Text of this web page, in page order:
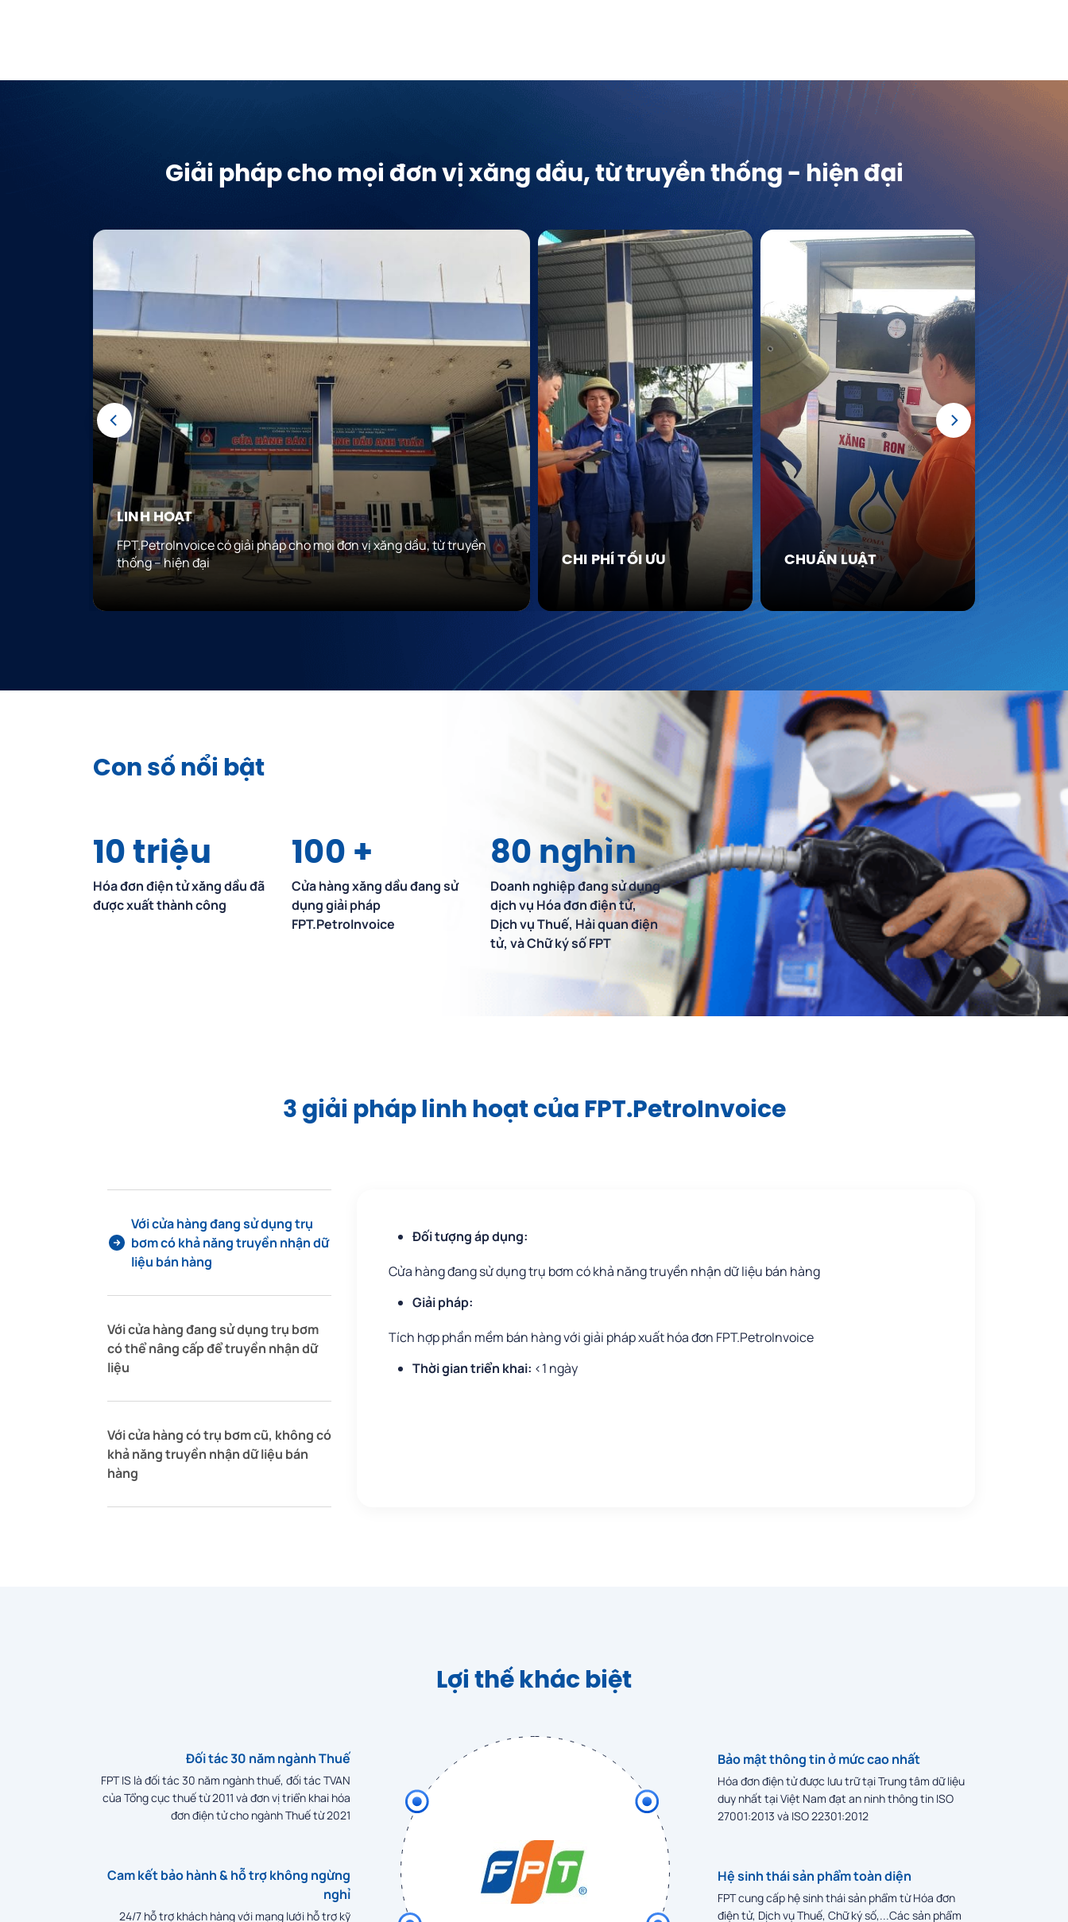
Giải pháp cho mọi đơn vị xăng dầu, từ truyền thống - hiện đại
LINH HOẠT
FPT.PetroInvoice có giải pháp cho mọi đơn vị xăng dầu, từ truyền
thống – hiện đại
CHI PHÍ TỐI ƯU CHUẨN LUẬT
Con số nổi bật
10 triệu
Hóa đơn điện tử xăng dầu đã
được xuất thành công
100 +
Cửa hàng xăng dầu đang sử
dụng giải pháp
FPT.PetroInvoice
80 nghìn
Doanh nghiệp đang sử dụng
dịch vụ Hóa đơn điện tử,
Dịch vụ Thuế, Hải quan điện
tử, và Chữ ký số FPT
3 giải pháp linh hoạt của FPT.PetroInvoice
Với cửa hàng đang sử dụng trụ
bơm có khả năng truyền nhận dữ
liệu bán hàng
Với cửa hàng đang sử dụng trụ bơm
có thể nâng cấp để truyền nhận dữ
liệu
Với cửa hàng có trụ bơm cũ, không có
khả năng truyền nhận dữ liệu bán
hàng
Đối tượng áp dụng:
Cửa hàng đang sử dụng trụ bơm có khả năng truyền nhận dữ liệu bán hàng
Giải pháp:
Tích hợp phần mềm bán hàng với giải pháp xuất hóa đơn FPT.PetroInvoice
Thời gian triển khai: <1 ngày
Lợi thế khác biệt
Đối tác 30 năm ngành Thuế
FPT IS là đối tác 30 năm ngành thuế, đối tác TVAN
của Tổng cục thuế từ 2011 và đơn vị triển khai hóa
đơn điện tử cho ngành Thuế từ 2021
Cam kết bảo hành & hỗ trợ không ngừng
nghỉ
24/7 hỗ trợ khách hàng với mạng lưới hỗ trợ kỹ
Bảo mật thông tin ở mức cao nhất
Hóa đơn điện tử được lưu trữ tại Trung tâm dữ liệu
duy nhất tại Việt Nam đạt an ninh thông tin ISO
27001:2013 và ISO 22301:2012
Hệ sinh thái sản phẩm toàn diện
FPT cung cấp hệ sinh thái sản phẩm từ Hóa đơn
điện tử, Dịch vụ Thuế, Chữ ký số,...Các sản phẩm